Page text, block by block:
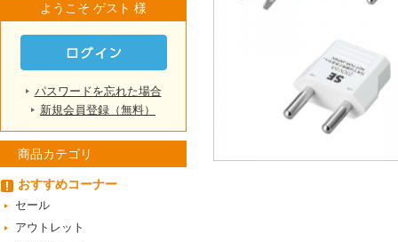
ようこそ ゲスト 様
パスワードを忘れた場合
新規会員登録（無料）
商品カテゴリ
おすすめコーナー
セール
アウトレット